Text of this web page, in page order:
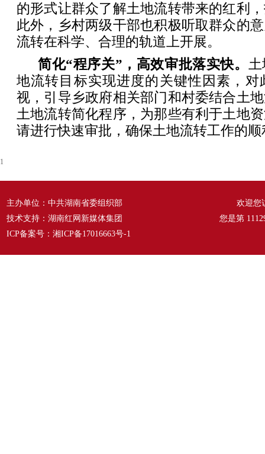
的形式让群众了解土地流转带来的红利
此外，乡村两级干部也积极听取群众的
流转在科学、合理的轨道上开展。
简化“程序关”，高效审批落实快。
地流转目标实现进度的关键性因素，对
视，引导乡政府相关部门和村委结合土
土地流转简化程序，为那些有利于土地
请进行快速审批，确保土地流转工作的
1
主办单位：中共湖南省委组织部
技术支持：湖南红网新媒体集团
ICP备案号： 湘ICP备17016663号-1
欢迎您
您是第